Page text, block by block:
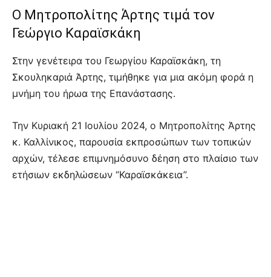
Ο Μητροπολίτης Άρτης τιμά τον
Γεώργιο Καραϊσκάκη
Στην γενέτειρα του Γεωργίου Καραϊσκάκη, τη
Σκουληκαριά Άρτης, τιμήθηκε για μια ακόμη φορά η
μνήμη του ήρωα της Επανάστασης.
Την Κυριακή 21 Ιουλίου 2024, ο Μητροπολίτης Άρτης
κ. Καλλίνικος, παρουσία εκπροσώπων των τοπικών
αρχών, τέλεσε επιμνημόσυνο δέηση στο πλαίσιο των
ετήσιων εκδηλώσεων “Καραϊσκάκεια”.